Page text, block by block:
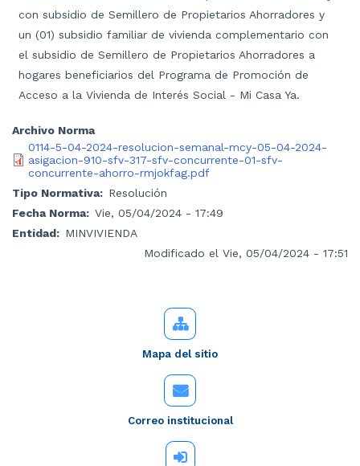
con subsidio de Semillero de Propietarios Ahorradores y
un (01) subsidio familiar de vivienda complementario con
el subsidio de Semillero de Propietarios Ahorradores a
hogares beneficiarios del Programa de Promoción de
Acceso a la Vivienda de Interés Social - Mi Casa Ya.
Archivo Norma
0114-5-04-2024-resolucion-semanal-mcy-05-04-2024-
asigacion-910-sfv-317-sfv-concurrente-01-sfv-
concurrente-ahorro-rmjokfag.pdf
Tipo Normativa
Resolución
Fecha Norma
Vie, 05/04/2024 - 17:49
Entidad
MINVIVIENDA
Modificado el Vie, 05/04/2024 - 17:51
Mapa del sitio
Correo institucional